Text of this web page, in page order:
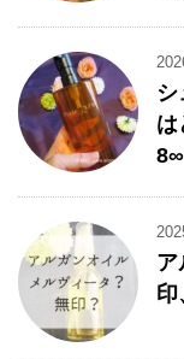
シ
は
ア
印